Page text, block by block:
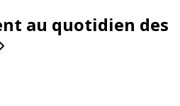
au quotidien des